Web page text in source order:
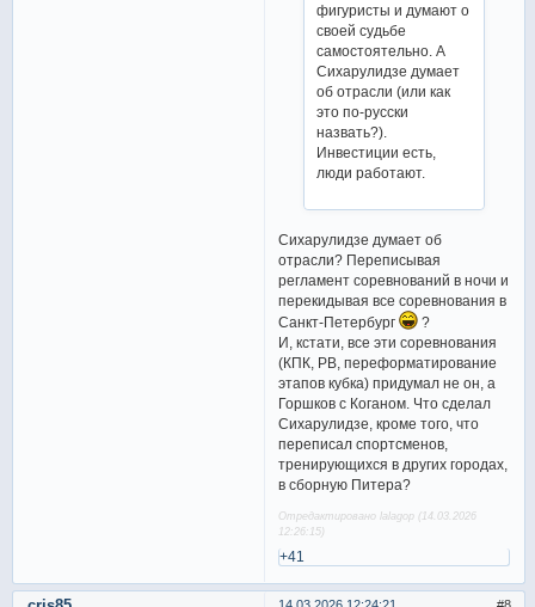
фигуристы и думают о
своей судьбе
самостоятельно. А
Сихарулидзе думает
об отрасли (или как
это по-русски
назвать?).
Инвестиции есть,
люди работают.
Сихарулидзе думает об
отрасли? Переписывая
регламент соревнований в ночи и
перекидывая все соревнования в
Санкт-Петербург
?
И, кстати, все эти соревнования
(КПК, РВ, переформатирование
этапов кубка) придумал не он, а
Горшков с Коганом. Что сделал
Сихарулидзе, кроме того, что
переписал спортсменов,
тренирующихся в других городах,
в сборную Питера?
Отредактировано lalagop (14.03.2026
12:26:15)
+41